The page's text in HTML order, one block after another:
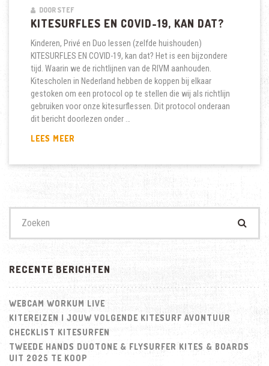
DOOR STEF
KITESURFLES EN COVID-19, KAN DAT?
Kinderen, Privé en Duo lessen (zelfde huishouden)
KITESURFLES EN COVID-19, kan dat? Het is een bijzondere
tijd. Waarin we de richtlijnen van de RIVM aanhouden.
Kitescholen in Nederland hebben de koppen bij elkaar
gestoken om een protocol op te stellen die wij als richtlijn
gebruiken voor onze kitesurflessen. Dit protocol onderaan
dit bericht doorlezen onder …
LEES MEER
KAN
DAT?
naar:
RECENTE BERICHTEN
WEBCAM WORKUM LIVE
KITEREIZEN | JOUW VOLGENDE KITESURF AVONTUUR
CHECKLIST KITESURFEN
TWEEDE HANDS DUOTONE & FLYSURFER KITES & BOARDS
UIT 2025 TE KOOP